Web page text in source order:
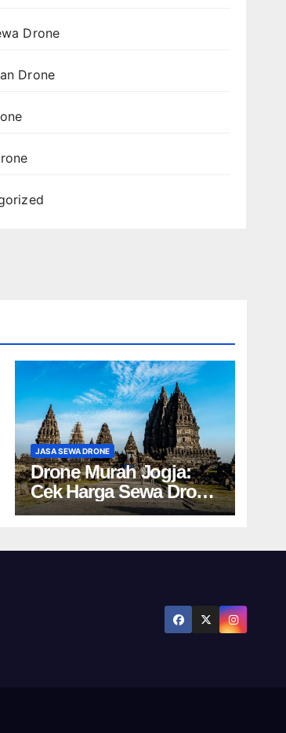
Drone
Drone
JASA SEWA DRONE
Drone Murah Jogja:
Cek Harga Sewa Drone
Yogyakarta Terbaru!